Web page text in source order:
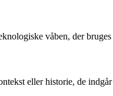
våben, der
eller historie, de